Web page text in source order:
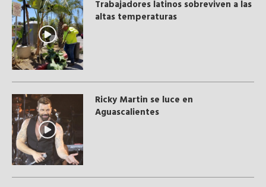
Trabajadores latinos sobreviven a las
altas temperaturas
Ricky Martin se luce en
Aguascalientes